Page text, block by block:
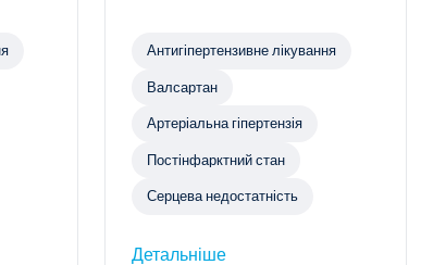
Антигіпертензивне лікування
Валсартан
Артеріальна гіпертензія
Постінфарктний стан
Серцева недостатність
Детальніше